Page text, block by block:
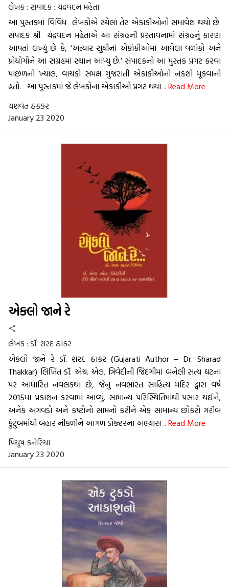
લેખક : સંપાદક : ચંદ્રવદન મહેતા
આ પુસ્તકમાં વિવિધ લેખકોએ રચેલાં તેર એકાંકીઓનો સમાવેશ થયો છે.
સંપાદક શ્રી ચંદ્રવદન મહેતાએ આ સંગ્રહની પ્રસ્તાવનામાં સંગ્રહનું કારણ
આપતાં લખ્યું છે કે, ‘અત્યાર સુઘીનાં એકાંકીઓમાં આવેલા વળાંકો અને
પ્રોયોગોને આ સંગ્રહમાં સ્થાન આપ્યું છે.’ સંપાદકનો આ પુસ્તક પ્રગટ કરવા
પાછળનો ખ્યાલ, વાચકો સમક્ષ ગુજરાતી એકાંકીઓનો નકશો મૂકવાનો
હતો. આ પુસ્તકમાં જે લેખકોનાં એકાંકીઓ પ્રગટ થયાં .. Read More
યશવંત ઠક્કર
January 23 2020
એકલો જાને રે
લેખક : ડૉ. શરદ ઠાકર
એકલો જાને રે ડૉ. શરદ ઠાકર (Gujarati Author – Dr. Sharad
Thakkar) લિખિત ડૉ. એચ. એલ. ત્રિવેદીની જિંદગીમાં બનેલી સત્ય ઘટના
પર આધારિત નવલકથા છે, જેનું નવભારત સાહિત્ય મંદિર દ્વારા વર્ષ
2015માં પ્રકાશન કરવામાં આવ્યું. સામાન્ય પરિસ્થિતિમાંથી પસાર થઈને,
અનેક અગવડો અને કષ્ટોનો સામનો કરીને એક સામાન્ય છોકરો ગરીબ
કુંટુંબમાંથી બહાર નીકળીને આગળ ડોક્ટરના અભ્યાસ .. Read More
પિયુષ કનેરિયા
January 23 2020